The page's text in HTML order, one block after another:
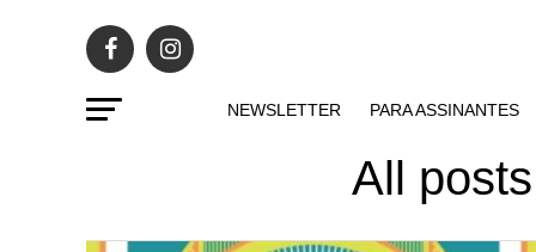
NEWSLETTER PARA ASSINANTES
All